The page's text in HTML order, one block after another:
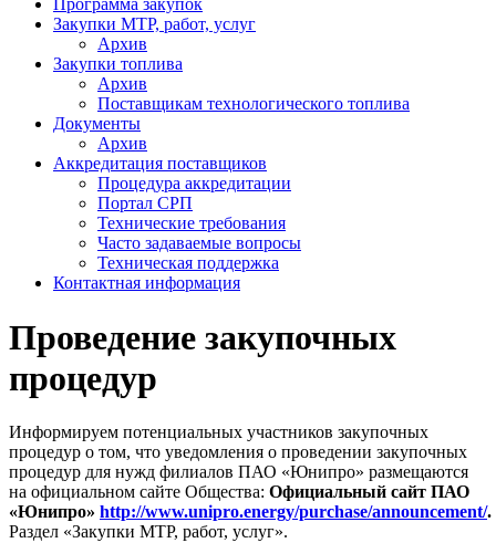
Программа закупок
Закупки МТР, работ, услуг
Архив
Закупки топлива
Архив
Поставщикам технологического топлива
Документы
Архив
Аккредитация поставщиков
Процедура аккредитации
Портал СРП
Технические требования
Часто задаваемые вопросы
Техническая поддержка
Контактная информация
Проведение закупочных
процедур
Информируем потенциальных участников закупочных
процедур о том, что уведомления о проведении закупочных
процедур для нужд филиалов ПАО «Юнипро» размещаются
на официальном сайте Общества: Официальный сайт ПАО
«Юнипро» http://www.unipro.energy/purchase/announcement/.
Раздел «Закупки МТР, работ, услуг».